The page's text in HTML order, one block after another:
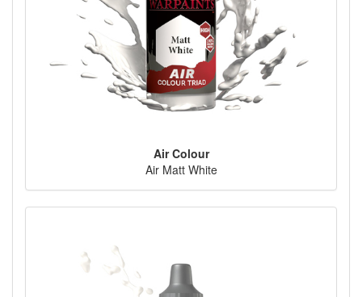
Air Colour
Air Matt White